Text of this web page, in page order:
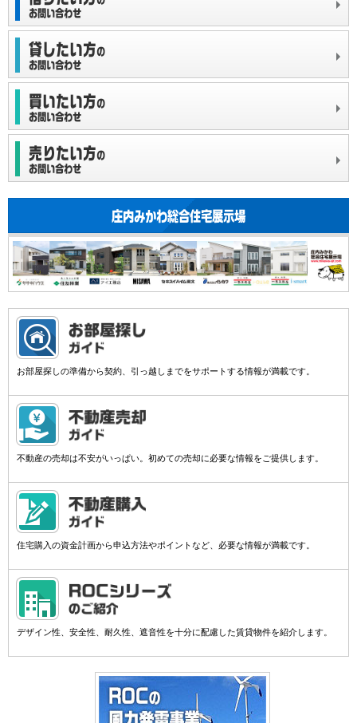
お部屋探しの準備から契約、引っ越しまでをサポートする情報が満載です。
不動産の売却は不安がいっぱい。初めての売却に必要な情報をご提供します。
住宅購入の資金計画から申込方法やポイントなど、必要な情報が満載です。
デザイン性、安全性、耐久性、遮音性を十分に配慮した賃貸物件を紹介します。